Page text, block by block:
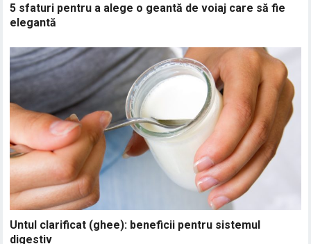
5 sfaturi pentru a alege o geantă de voiaj care să fie
elegantă
Untul clarificat (ghee): beneficii pentru sistemul
digestiv